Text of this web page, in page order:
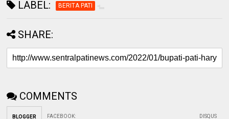
LABEL: BERITA PATI
SHARE:
COMMENTS
BLOGGER FACEBOOK: DISQUS